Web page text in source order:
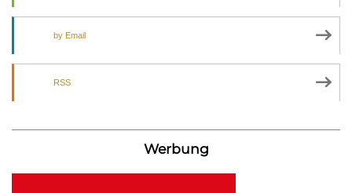
by Email
RSS
Werbung